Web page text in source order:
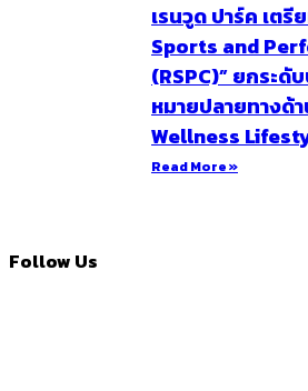
เรนวูด ปาร์ค เตรี
Sports and
(RSPC)” ยกระดั
หมายปลายทางด้
Wellness
Read More »
Follow Us